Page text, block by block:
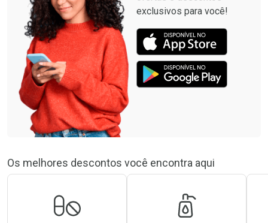
exclusivos para você!
Os melhores descontos você encontra aqui